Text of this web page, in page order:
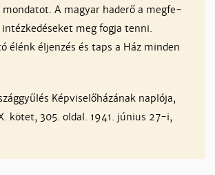
mon­da­tot. A ma­gyar had­erő a meg­fe­
meg fog­ja ten­ni.
élénk él­jen­zés és taps a Ház min­den
Kép­vi­se­lő­há­zá­nak nap­ló­ja,
kö­tet, 305. ol­dal. 1941. jú­nius 27-i,